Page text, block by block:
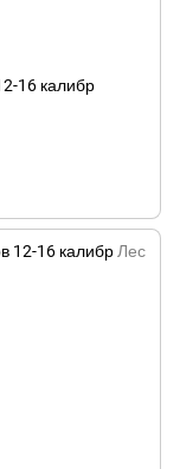
16 калибр